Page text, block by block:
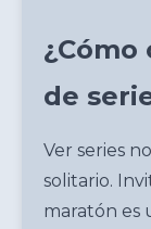
de
Ver series
solitario.
maratón es